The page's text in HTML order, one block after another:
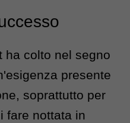
ha colto nel segno
presente
soprattutto per
fare nottata in